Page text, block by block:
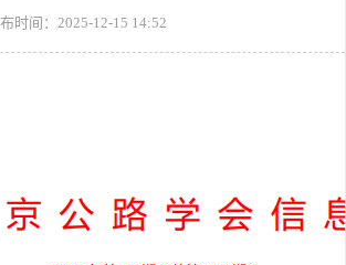
时间：2025-12-15 14:52